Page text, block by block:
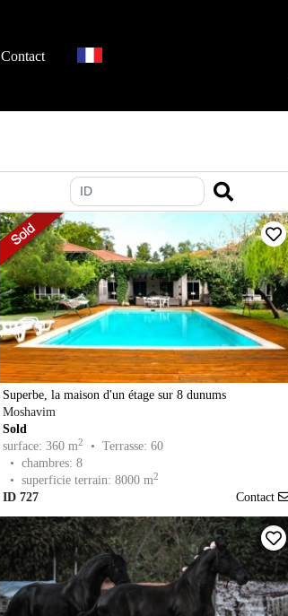
Contact
Superbe, la maison d'un étage sur 8 dunums
Moshavim
Sold
surface: 360 m2
• Terrasse: 60
• chambres: 8
• superficie terrain: 8000 m2
ID 727 Contact